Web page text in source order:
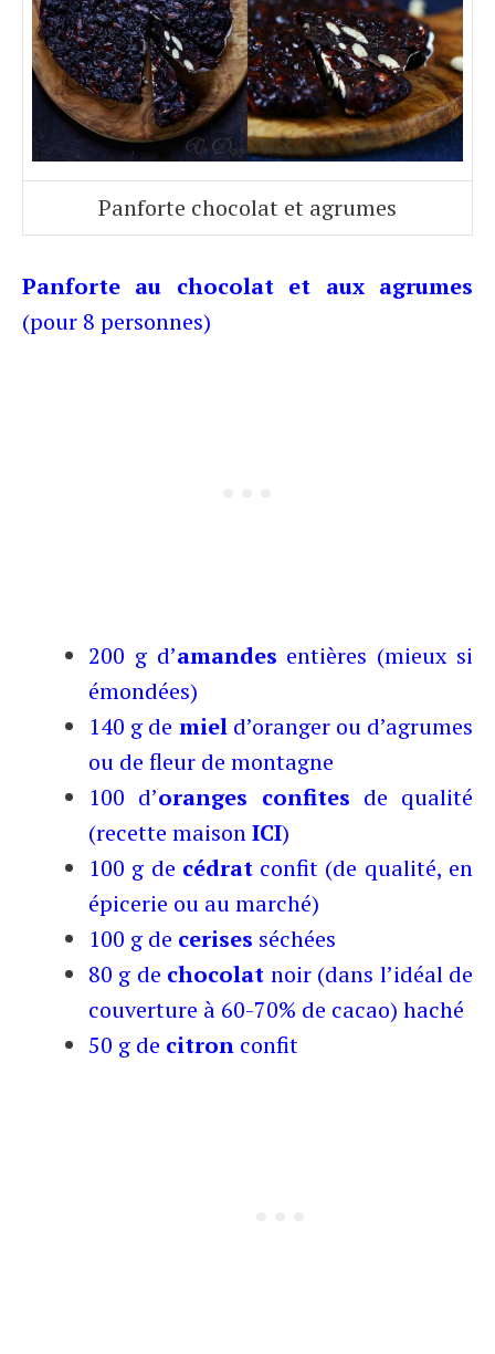
Panforte chocolat et agrumes
Panforte au chocolat et aux agrumes
(pour 8 personnes)
200 g d’amandes entières (mieux si
émondées)
140 g de miel d’oranger ou d’agrumes
ou de fleur de montagne
100 d’oranges confites de qualité
(recette maisonICI)
100 g de cédrat confit (de qualité, en
épicerie ou au marché)
100 g de cerises séchées
80 g de chocolat noir (dans l’idéal de
couverture à 60-70% de cacao) haché
50 g de citron confit